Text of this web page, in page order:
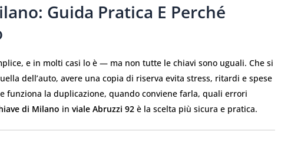
Guida Pratica E Perché
e in molti casi lo è — ma non tutte le chiavi sono uguali. Che si
dell’auto, avere una copia di riserva evita stress, ritardi e spese
funziona la duplicazione, quando conviene farla, quali errori
di Milano in viale Abruzzi 92 è la scelta più sicura e pratica.